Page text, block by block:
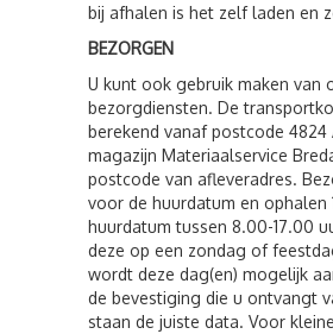
bij afhalen is het zelf laden en
BEZORGEN
U kunt ook gebruik maken van
bezorgdiensten. De
berekend vanaf postcode 4824
magazijn Materiaalservice
postcode van afleveradres.
voor de huurdatum en ophalen
huurdatum tussen 8.00-17.00
deze op een zondag of
wordt deze dag(en) mogelijk
de bevestiging die u ontvangt
staan de juiste data. Voor